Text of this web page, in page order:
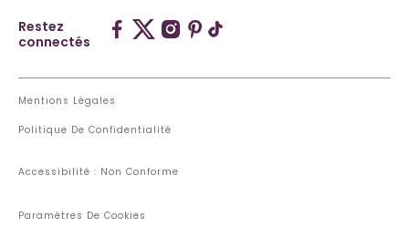
Restez
connectés
Mentions Légales
Politique De Confidentialité
Accessibilité : Non Conforme
Paramètres De Cookies